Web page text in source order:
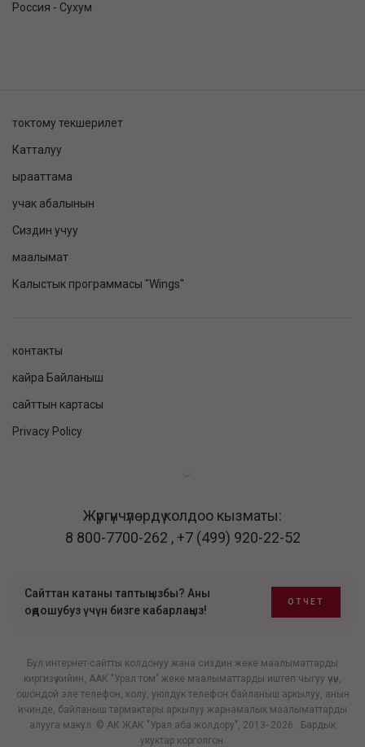
Россия - Сухум
токтому текшерилет
Катталуу
ырааттама
учак абалынын
Сиздин учуу
маалымат
Калыстык программасы "Wings"
контакты
кайра Байланыш
сайттын картасы
Privacy Policy
Жүргүнчүлөрдү колдоо кызматы:
8 800-7700-262 ,+7 (499) 920-22-52
Сайттан катаны таптыңызбы? Аны
оңдошубуз үчүн бизге кабарлаңыз!
ОТЧЕТ
Бул интернет-сайтты колдонуу жана сиздин жеке маалыматтарды
киргизүү кийин, ААК "Урал том" жеке маалыматтарды иштеп чыгуу үчүн,
ошондой эле телефон, колу, уюлдук телефон байланыш аркылуу, анын
ичинде, байланыш тармактары аркылуу жарнамалык маалыматтарды
алууга макул. © АК ЖАК "Урал аба жолдору", 2013- 2026 . Бардык
укуктар корголгон.